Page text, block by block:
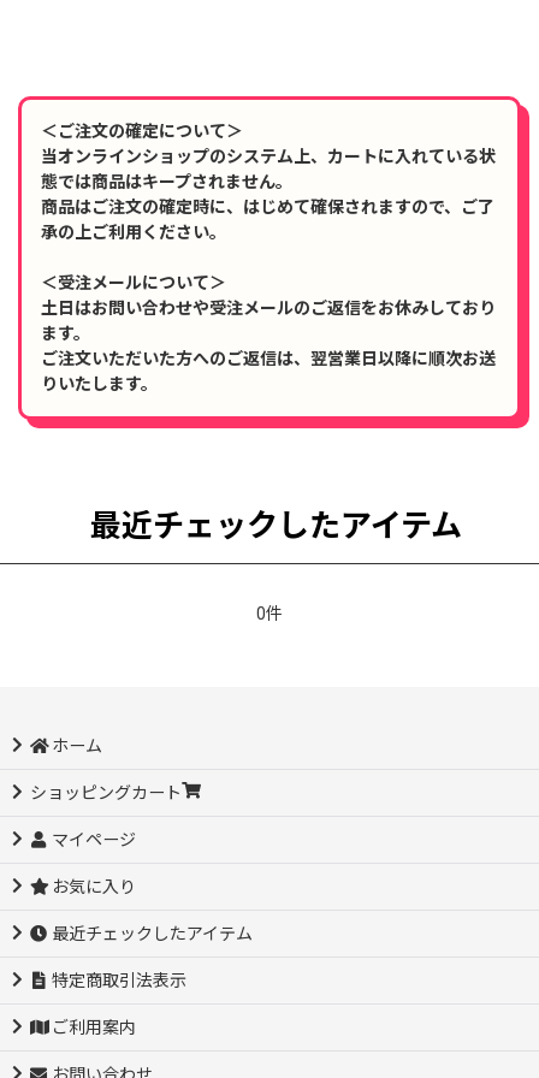
＜ご注文の確定について＞
当オンラインショップのシステム上、カートに入れている状
態では商品はキープされません。
商品はご注文の確定時に、はじめて確保されますので、ご了
承の上ご利用ください。
＜受注メールについて＞
土日はお問い合わせや受注メールのご返信をお休みしており
ます。
ご注文いただいた方へのご返信は、翌営業日以降に順次お送
りいたします。
最近チェックしたアイテム
0件
ホーム
ショッピングカート
マイページ
お気に入り
最近チェックしたアイテム
特定商取引法表示
ご利用案内